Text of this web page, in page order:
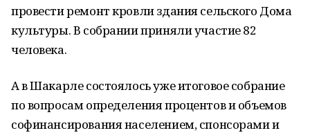
провести ремонт кровли здания сельского Дома
культуры. В собрании приняли участие 82
человека.
А в Шакарле состоялось уже итоговое собрание
по вопросам определения процентов и объемов
софинансирования населением, спонсорами и